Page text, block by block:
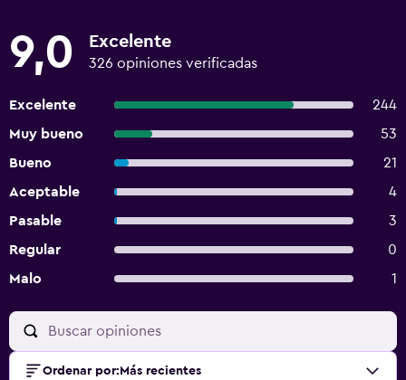
9,0 Excelente
326 opiniones verificadas
Excelente
244
Muy bueno
53
Bueno
21
Aceptable
4
Pasable
3
Regular
0
Malo
1
Ordenar por: Más recientes